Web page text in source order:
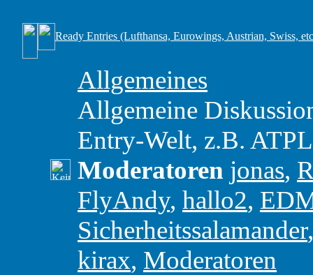
Ready Entries (Lufthansa, Eurowings, Austrian, Swiss,
Allgemeines
Allgemeine
Entry-Welt, z.B.
Moderatoren jonas,
FlyAndy, hallo2,
Sicherheitssalamander
kirax, Moderatoren